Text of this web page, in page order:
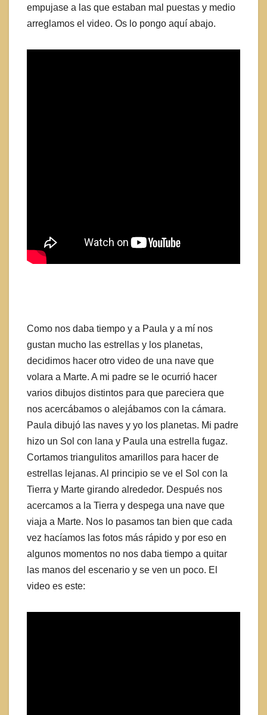
empujase a las que estaban mal puestas y medio
arreglamos el video. Os lo pongo aquí abajo.
Como nos daba tiempo y a Paula y a mí nos
gustan mucho las estrellas y los planetas,
decidimos hacer otro video de una nave que
volara a Marte. A mi padre se le ocurrió hacer
varios dibujos distintos para que pareciera que
nos acercábamos o alejábamos con la cámara.
Paula dibujó las naves y yo los planetas. Mi padre
hizo un Sol con lana y Paula una estrella fugaz.
Cortamos triangulitos amarillos para hacer de
estrellas lejanas. Al principio se ve el Sol con la
Tierra y Marte girando alrededor. Después nos
acercamos a la Tierra y despega una nave que
viaja a Marte. Nos lo pasamos tan bien que cada
vez hacíamos las fotos más rápido y por eso en
algunos momentos no nos daba tiempo a quitar
las manos del escenario y se ven un poco. El
video es este: